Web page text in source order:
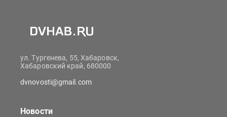
ул. Тургенева, 55, Хабаровск,
Хабаровский край, 680000
dvnovosti@gmail.com
Новости